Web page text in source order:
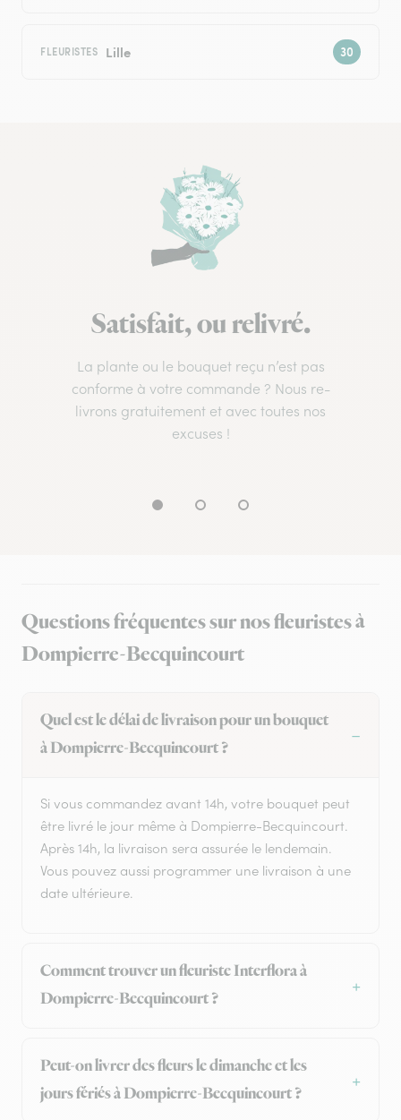
FLEURISTES Lille
Satisfait, ou relivré.
La plante ou le bouquet reçu n’est pas
conforme à votre commande ? Nous re-
livrons gratuitement et avec toutes nos
excuses !
Questions fréquentes sur nos fleuristes à
Dompierre-Becquincourt
Quel est le délai de livraison pour un bouquet
à Dompierre-Becquincourt ?
Si vous commandez avant 14h, votre bouquet peut
être livré le jour même à Dompierre-Becquincourt.
Après 14h, la livraison sera assurée le lendemain.
Vous pouvez aussi programmer une livraison à une
date ultérieure.
Comment trouver un fleuriste Interflora à
Dompierre-Becquincourt ?
Peut-on livrer des fleurs le dimanche et les
jours fériés à Dompierre-Becquincourt ?